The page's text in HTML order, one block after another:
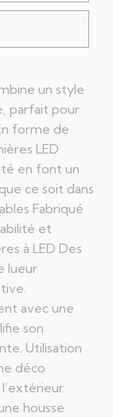
un style
parfait pour
forme de
LED
en font un
ce soit dans
Fabriqué
et
à LED Des
lueur
avec une
son
Utilisation
déco
housse